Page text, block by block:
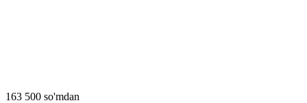
163 500 so'mdan